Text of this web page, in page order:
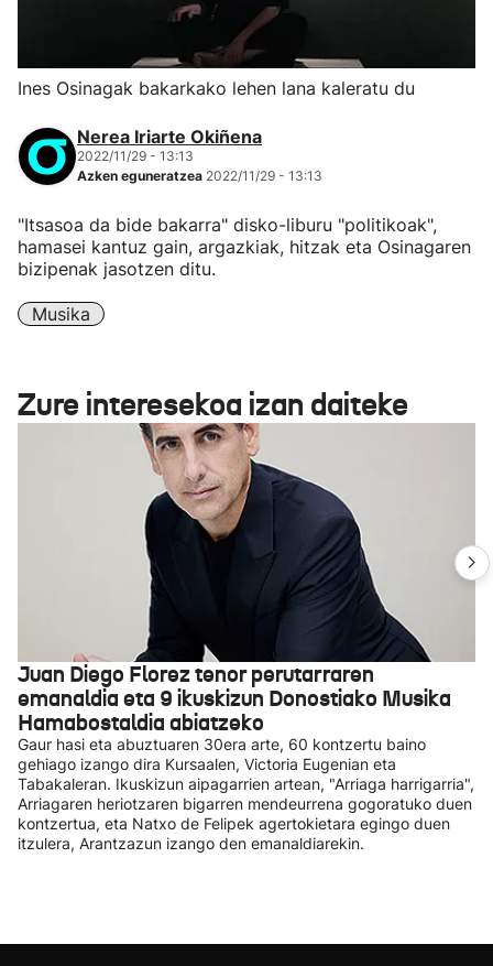
Ines Osinagak bakarkako lehen lana kaleratu du
Nerea Iriarte Okiñena
2022/11/29 - 13:13
Azken eguneratzea 2022/11/29 - 13:13
"Itsasoa da bide bakarra" disko-liburu "politikoak",
hamasei kantuz gain, argazkiak, hitzak eta Osinagaren
bizipenak jasotzen ditu.
Musika
Zure interesekoa izan daiteke
Juan Diego Florez tenor perutarraren
emanaldia eta 9 ikuskizun Donostiako Musika
Hamabostaldia abiatzeko
Gaur hasi eta abuztuaren 30era arte, 60 kontzertu baino
gehiago izango dira Kursaalen, Victoria Eugenian eta
Tabakaleran. Ikuskizun aipagarrien artean, "Arriaga harrigarria",
Arriagaren heriotzaren bigarren mendeurrena gogoratuko duen
kontzertua, eta Natxo de Felipek agertokietara egingo duen
itzulera, Arantzazun izango den emanaldiarekin.